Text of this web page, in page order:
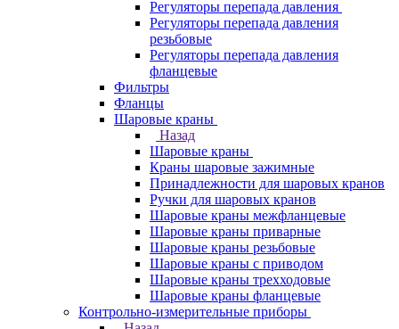
Регуляторы перепада давления
Регуляторы перепада давления
резьбовые
Регуляторы перепада давления
фланцевые
Фильтры
Фланцы
Шаровые краны
Назад
Шаровые краны
Краны шаровые зажимные
Принадлежности для шаровых кранов
Ручки для шаровых кранов
Шаровые краны межфланцевые
Шаровые краны приварные
Шаровые краны резьбовые
Шаровые краны с приводом
Шаровые краны трехходовые
Шаровые краны фланцевые
Контрольно-измерительные приборы